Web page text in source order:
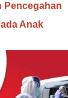
Pencegahan
Anak